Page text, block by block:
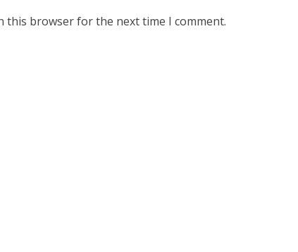
this browser for the next time I comment.